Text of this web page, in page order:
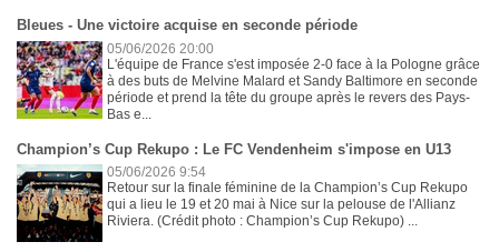
Bleues - Une victoire acquise en seconde période
05/06/2026 20:00
L'équipe de France s'est imposée 2-0 face à la Pologne grâce
à des buts de Melvine Malard et Sandy Baltimore en seconde
période et prend la tête du groupe après le revers des Pays-
Bas e...
Champion’s Cup Rekupo : Le FC Vendenheim s'impose en U13
05/06/2026 9:54
Retour sur la finale féminine de la Champion’s Cup Rekupo
qui a lieu le 19 et 20 mai à Nice sur la pelouse de l'Allianz
Riviera. (Crédit photo : Champion’s Cup Rekupo) ...